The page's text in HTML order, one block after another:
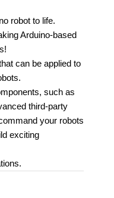
robot to life.
Arduino-based
can be applied to
such as
third-party
your robots
exciting